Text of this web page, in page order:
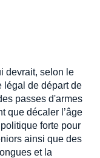
devrait, selon le
légal de départ de
passes d'armes
que décaler l’âge
forte pour
ainsi que des
et la